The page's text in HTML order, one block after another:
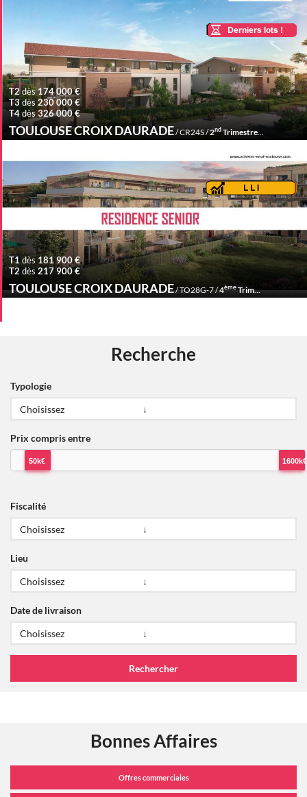
T2dès174 000 €
T3dès230 000 €
T4dès326 000 €
TOULOUSE CROIX DAURADE/ CR24S /2ndTrimestre 2027
T1dès 181 900 €
T2 dès 217 900 €
TOULOUSE CROIX DAURADE/ TO28G-7 /4èmeTrimestre 2028
Recherche
Typologie
Prix compris entre
50k€ 1600k€
Fiscalité
Lieu
Date de livraison
Bonnes Affaires